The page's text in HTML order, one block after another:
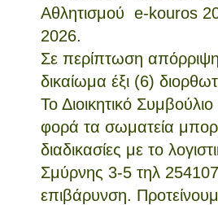
Αθλητισμού e-kouros
2026.
Σε περίπτωση
δικαίωμα έξι (6)
Το Διοικητικό
φορά τα σωματεία
διαδικασίες με το
Σμύρνης 3-5 τηλ
επιβάρυνση.